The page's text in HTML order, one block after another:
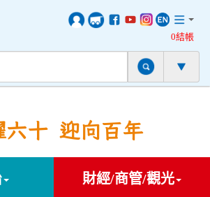
0結帳
六十 迎向百年
財經/商管/觀光